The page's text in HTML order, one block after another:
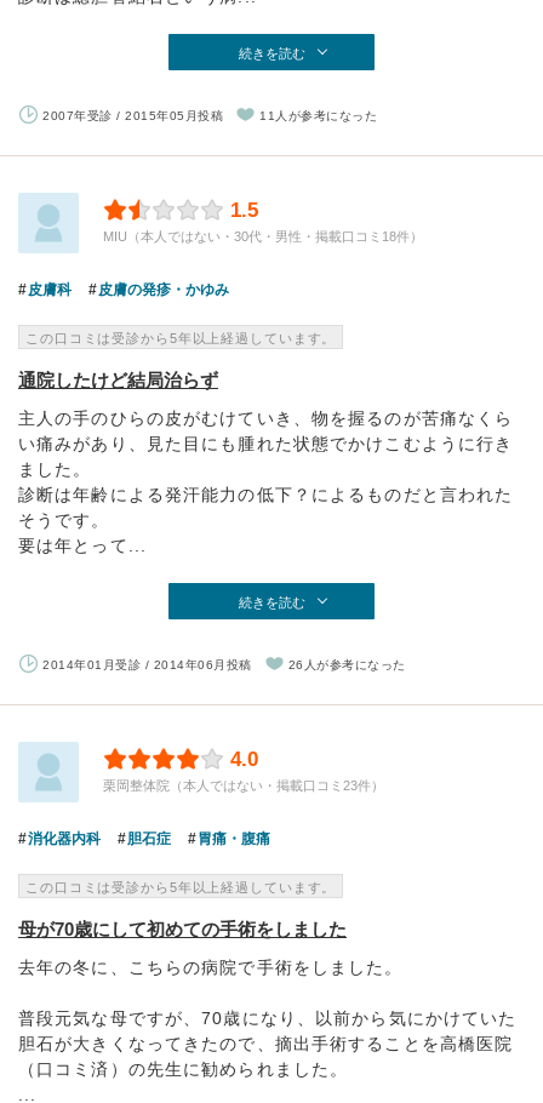
続きを読む
2007年受診 / 2015年05月投稿 11人が参考になった
1.5
MIU（本人ではない・30代・男性・掲載口コミ18件）
皮膚科 皮膚の発疹・かゆみ
この口コミは受診から5年以上経過しています。
通院したけど結局治らず
主人の手のひらの皮がむけていき、物を握るのが苦痛なくら
い痛みがあり、見た目にも腫れた状態でかけこむように行き
ました。
診断は年齢による発汗能力の低下？によるものだと言われた
そうです。
要は年とって...
続きを読む
2014年01月受診 / 2014年06月投稿 26人が参考になった
4.0
栗岡整体院（本人ではない・掲載口コミ23件）
消化器内科 胆石症 胃痛・腹痛
この口コミは受診から5年以上経過しています。
母が70歳にして初めての手術をしました
去年の冬に、こちらの病院で手術をしました。
普段元気な母ですが、70歳になり、以前から気にかけていた
胆石が大きくなってきたので、摘出手術することを高橋医院
（口コミ済）の先生に勧められました。